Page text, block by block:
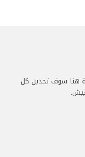
هنا سوف تجدين كل